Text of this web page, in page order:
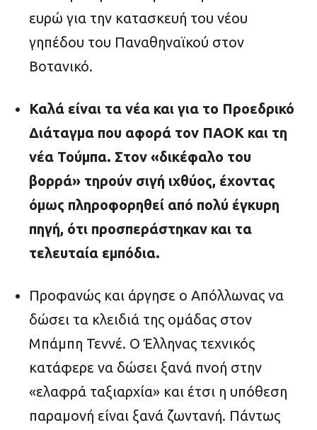
ευρώ για την κατασκευή του νέου
γηπέδου του Παναθηναϊκού στον
Βοτανικό.
Καλά είναι τα νέα και για το Προεδρικό
Διάταγμα που αφορά τον ΠΑΟΚ και τη
νέα Τούμπα. Στον «δικέφαλο του
βορρά» τηρούν σιγή ιχθύος, έχοντας
όμως πληροφορηθεί από πολύ έγκυρη
πηγή, ότι προσπεράστηκαν και τα
τελευταία εμπόδια.
Προφανώς και άργησε ο Απόλλωνας να
δώσει τα κλειδιά της ομάδας στον
Μπάμπη Τεννέ. Ο Έλληνας τεχνικός
κατάφερε να δώσει ξανά πνοή στην
«ελαφρά ταξιαρχία» και έτσι η υπόθεση
παραμονή είναι ξανά ζωντανή. Πάντως